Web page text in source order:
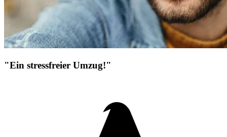
"Ein stressfreier Umzug!"